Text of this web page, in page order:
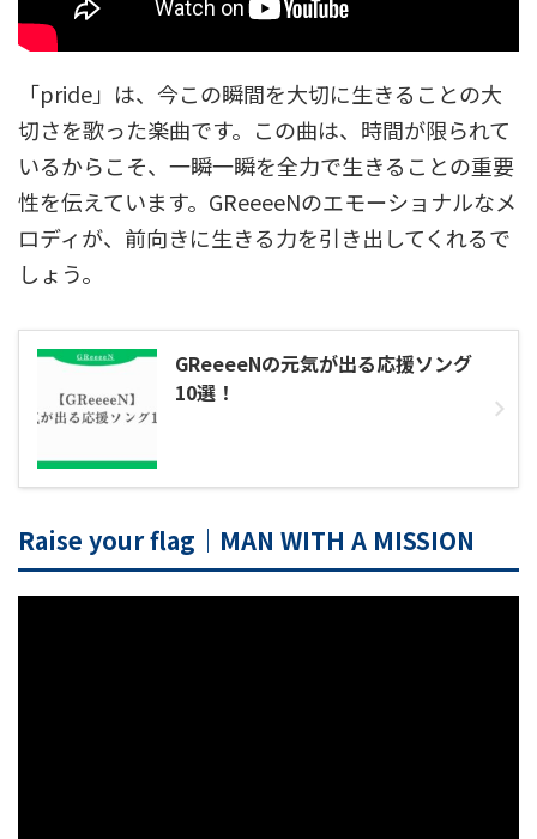
「pride」は、今この瞬間を大切に生きることの大
切さを歌った楽曲です。この曲は、時間が限られて
いるからこそ、一瞬一瞬を全力で生きることの重要
性を伝えています。GReeeeNのエモーショナルなメ
ロディが、前向きに生きる力を引き出してくれるで
しょう。
GReeeeNの元気が出る応援ソング
10選！
Raise your flag｜MAN WITH A MISSION